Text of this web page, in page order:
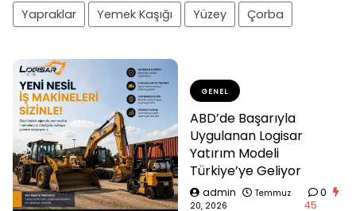
Yapraklar
Yemek Kaşığı Yüzey Çorba
GENEL
ABD’de Başarıyla
Uygulanan Logisar
Yatırım Modeli
Türkiye’ye Geliyor
admin
Temmuz
20, 2026
0
45